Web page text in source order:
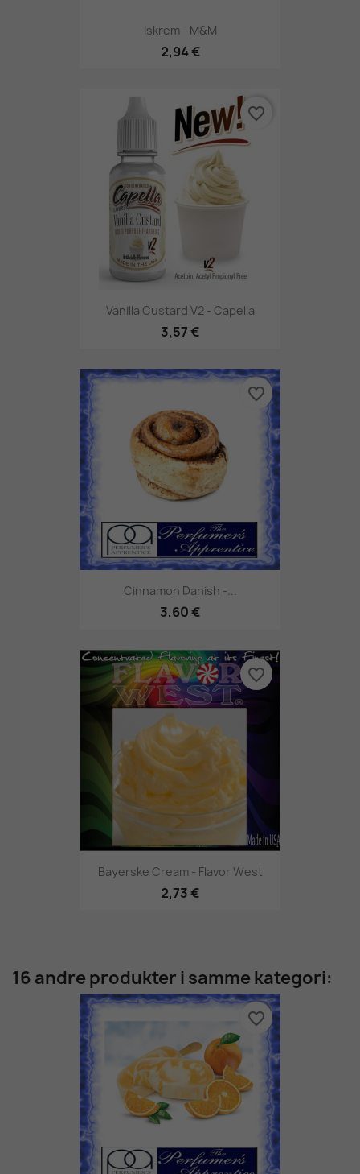
Iskrem - M&M
2,94 €
Vanilla Custard V2 - Capella
3,57 €
favorite_border
Cinnamon Danish -...
3,60 €
favorite_border
Bayerske Cream - Flavor West
2,73 €
favorite_border
16 andre produkter i samme kategori:
favorite_border